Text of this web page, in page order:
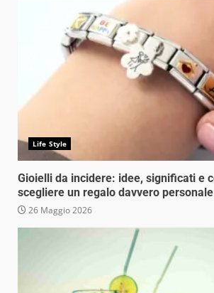
Life Style
Gioielli da incidere: idee, significati e
scegliere un regalo davvero personale
26 Maggio 2026